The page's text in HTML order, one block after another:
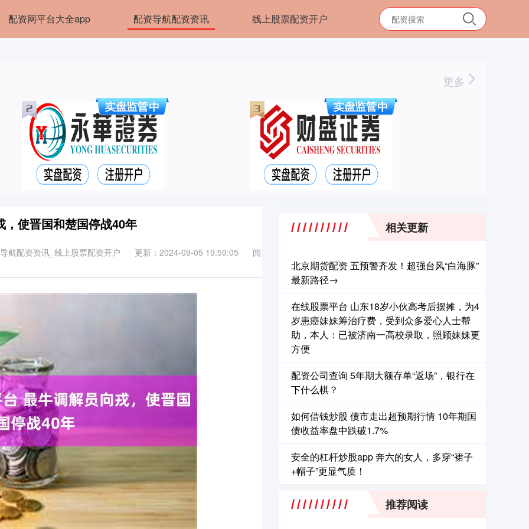
配资网平台大全app 配资导航配资资讯 线上股票配资开户
更多
使晋国和楚国停战40年
航配资资讯_线上股票配资开户 更新：2024-09-05 19:59:05 阅
相关更新
北京期货配资 五预警齐发！超强台风“白海豚”
最新路径→
在线股票平台 山东18岁小伙高考后摆摊，为4
岁患癌妹妹筹治疗费，受到众多爱心人士帮
助，本人：已被济南一高校录取，照顾妹妹更
方便
配资公司查询 5年期大额存单“返场”，银行在
下什么棋？
如何借钱炒股 债市走出超预期行情 10年期国
债收益率盘中跌破1.7%
安全的杠杆炒股app 奔六的女人，多穿“裙子
+帽子”更显气质！
推荐阅读